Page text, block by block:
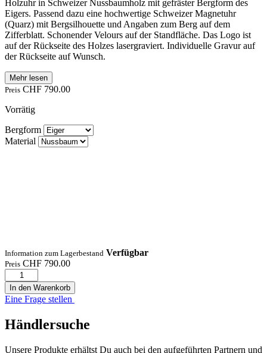
Holzuhr in Schweizer Nussbaumholz mit gefräster Bergform des
Eigers. Passend dazu eine hochwertige Schweizer Magnetuhr
(Quarz) mit Bergsilhouette und Angaben zum Berg auf dem
Zifferblatt. Schonender Velours auf der Standfläche. Das Logo ist
auf der Rückseite des Holzes lasergraviert. Individuelle Gravur auf
der Rückseite auf Wunsch.
Mehr lesen
Preis CHF 790.00
Vorrätig
Bergform
Material
Information zum Lagerbestand Verfügbar
Preis CHF 790.00
In den Warenkorb
Eine Frage stellen
Händlersuche
Unsere Produkte erhältst Du auch bei den aufgeführten Partnern und